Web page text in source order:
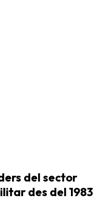
del sector
des del 1983